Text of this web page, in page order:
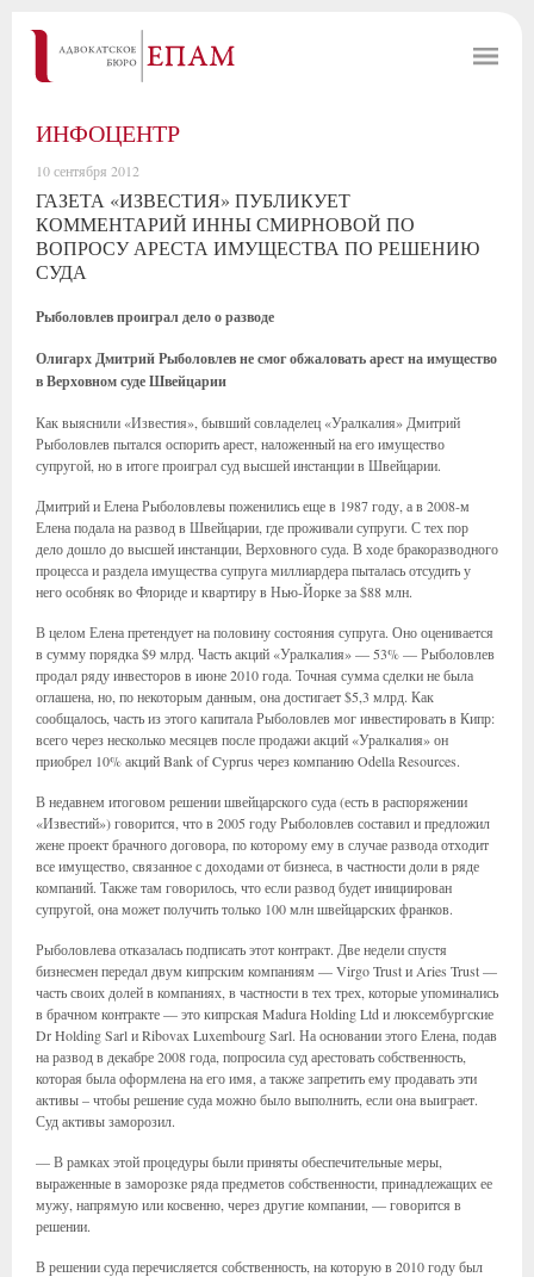
ИНФОЦЕНТР
10 сентября 2012
ГАЗЕТА «ИЗВЕСТИЯ» ПУБЛИКУЕТ
КОММЕНТАРИЙ ИННЫ СМИРНОВОЙ ПО
ВОПРОСУ АРЕСТА ИМУЩЕСТВА ПО РЕШЕНИЮ
СУДА
Рыболовлев проиграл дело о разводе
Олигарх Дмитрий Рыболовлев не смог обжаловать арест на имущество
в Верховном суде Швейцарии
Как выяснили «Известия», бывший совладелец «Уралкалия» Дмитрий
Рыболовлев пытался оспорить арест, наложенный на его имущество
супругой, но в итоге проиграл суд высшей инстанции в Швейцарии.
Дмитрий и Елена Рыболовлевы поженились еще в 1987 году, а в 2008-м
Елена подала на развод в Швейцарии, где проживали супруги. С тех пор
дело дошло до высшей инстанции, Верховного суда. В ходе бракоразводного
процесса и раздела имущества супруга миллиардера пыталась отсудить у
него особняк во Флориде и квартиру в Нью-Йорке за $88 млн.
В целом Елена претендует на половину состояния супруга. Оно оценивается
в сумму порядка $9 млрд. Часть акций «Уралкалия» — 53% — Рыболовлев
продал ряду инвесторов в июне 2010 года. Точная сумма сделки не была
оглашена, но, по некоторым данным, она достигает $5,3 млрд. Как
сообщалось, часть из этого капитала Рыболовлев мог инвестировать в Кипр:
всего через несколько месяцев после продажи акций «Уралкалия» он
приобрел 10% акций Bank of Cyprus через компанию Odella Resources.
В недавнем итоговом решении швейцарского суда (есть в распоряжении
«Известий») говорится, что в 2005 году Рыболовлев составил и предложил
жене проект брачного договора, по которому ему в случае развода отходит
все имущество, связанное с доходами от бизнеса, в частности доли в ряде
компаний. Также там говорилось, что если развод будет инициирован
супругой, она может получить только 100 млн швейцарских франков.
Рыболовлева отказалась подписать этот контракт. Две недели спустя
бизнесмен передал двум кипрским компаниям — Virgo Trust и Aries Trust —
часть своих долей в компаниях, в частности в тех трех, которые упоминались
в брачном контракте — это кипрская Madura Holding Ltd и люксембургские
Dr Holding Sarl и Ribovax Luxembourg Sarl. На основании этого Елена, подав
на развод в декабре 2008 года, попросила суд арестовать собственность,
которая была оформлена на его имя, а также запретить ему продавать эти
активы – чтобы решение суда можно было выполнить, если она выиграет.
Суд активы заморозил.
— В рамках этой процедуры были приняты обеспечительные меры,
выраженные в заморозке ряда предметов собственности, принадлежащих ее
мужу, напрямую или косвенно, через другие компании, — говорится в
решении.
В решении суда перечисляется собственность, на которую в 2010 году был